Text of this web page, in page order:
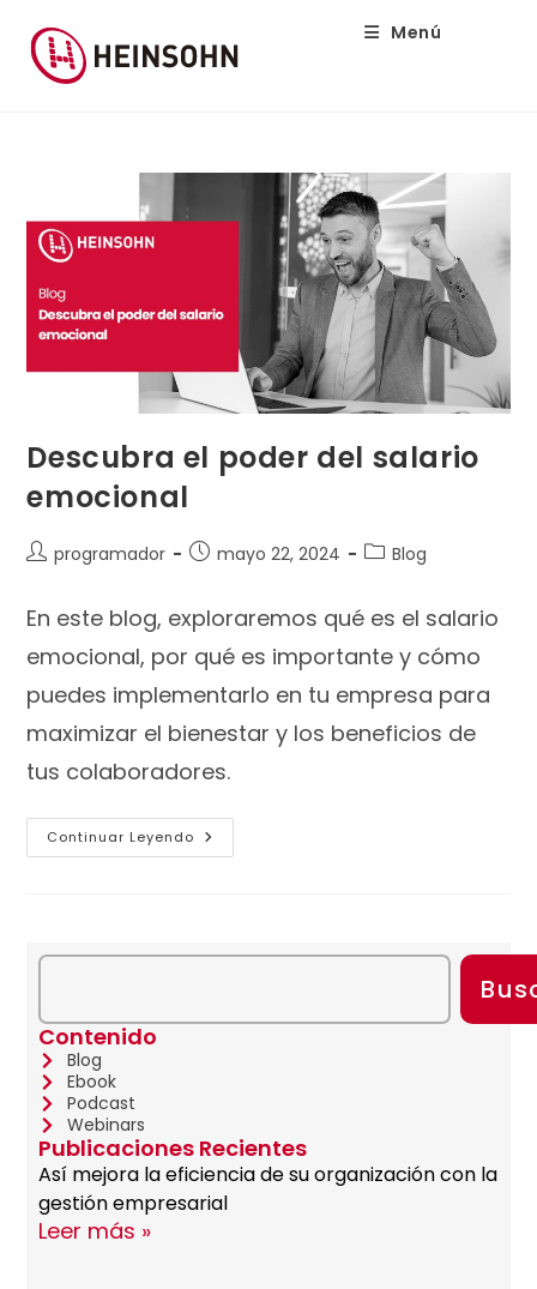
Menú
Descubra el poder del salario
emocional
programador mayo 22, 2024 Blog
En este blog, exploraremos qué es el salario
emocional, por qué es importante y cómo
puedes implementarlo en tu empresa para
maximizar el bienestar y los beneficios de
tus colaboradores.
Continuar Leyendo
Contenido
Blog
Ebook
Podcast
Webinars
Publicaciones Recientes
Así mejora la eficiencia de su organización con la
gestión empresarial
Leer más »